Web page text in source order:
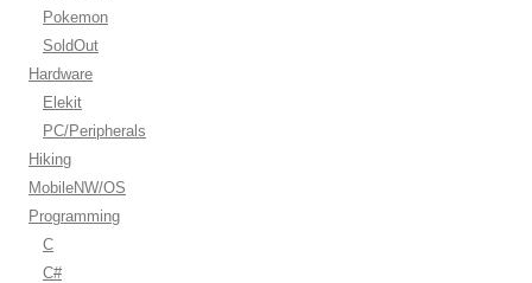
Pokemon
SoldOut
Hardware
Elekit
PC/Peripherals
Hiking
MobileNW/OS
Programming
C
C#